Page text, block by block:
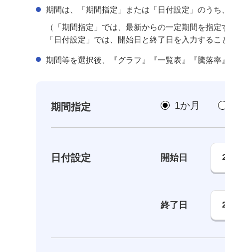
期間は、「期間指定」または「日付設定」のうち
（「期間指定」では、最新からの一定期間を指定
「日付設定」では、開始日と終了日を入力する
期間等を選択後、『グラフ』『一覧表』『騰落
期間指定 1か月
日付設定 開始日
終了日